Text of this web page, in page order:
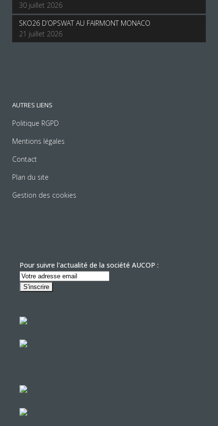
30 juillet 2026
SKO26 D’OPSWAT AU FAIRMONT MONACO
21 juillet 2026
AUTRES LIENS
Politique RGPD
Mentions légales
Contact
Plan du site
Gestion des cookies
Pour suivre l'actualité de la société AUCOP :